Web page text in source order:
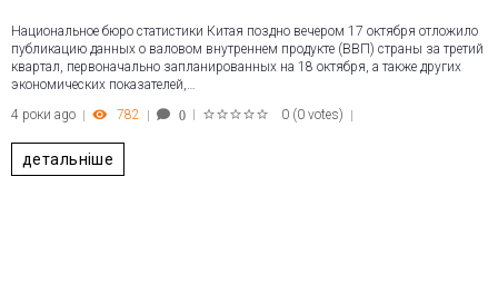
Национальное бюро статистики Китая поздно вечером 17 октября отложило
публикацию данных о валовом внутреннем продукте (ВВП) страны за третий
квартал, первоначально запланированных на 18 октября, а также других
экономических показателей,…
4 роки ago
782 0 0 (0 votes)
детальніше